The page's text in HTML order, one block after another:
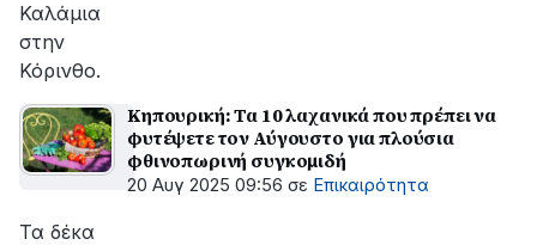
Καλάμια
στην
Κόρινθο.
Κηπουρική: Τα 10 λαχανικά που πρέπει να
φυτέψετε τον Αύγουστο για πλούσια
φθινοπωρινή συγκομιδή
20 Αυγ 2025 09:56 σε Επικαιρότητα
Τα δέκα